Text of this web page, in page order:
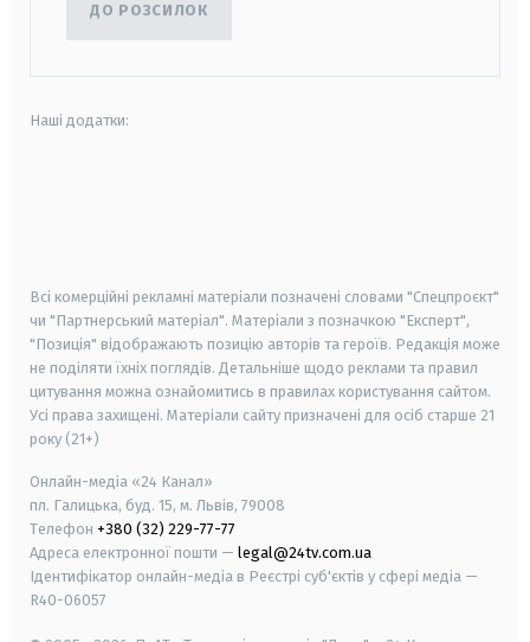
ДО РОЗСИЛОК
Наші додатки:
Всі комерційні рекламні матеріали позначені словами "Спецпроєкт"
чи "Партнерський матеріал". Матеріали з позначкою "Експерт",
"Позиція" відображають позицію авторів та героїв. Редакція може
не поділяти їхніх поглядів. Детальніше щодо реклами та правил
цитування можна ознайомитись в правилах користування сайтом.
Усі права захищені. Матеріали сайту призначені для осіб старше 21
року (21+)
Онлайн-медіа «24 Канал»
пл. Галицька, буд. 15, м. Львів, 79008
Телефон +380 (32) 229-77-77
Адреса електронної пошти — legal@24tv.com.ua
Ідентифікатор онлайн-медіа в Реєстрі суб'єктів у сфері медіа —
R40-06057